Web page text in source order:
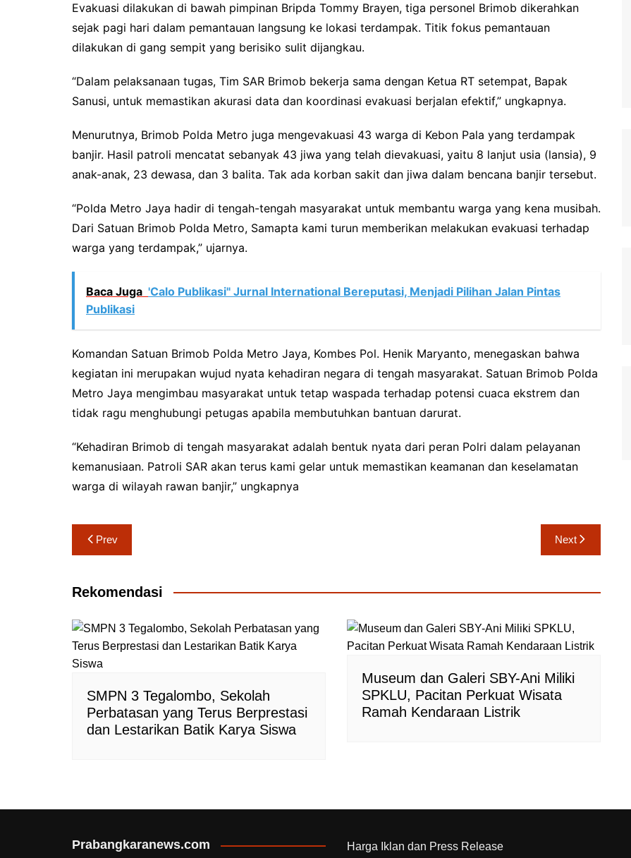
Evakuasi dilakukan di bawah pimpinan Bripda Tommy Brayen, tiga personel Brimob dikerahkan
sejak pagi hari dalam pemantauan langsung ke lokasi terdampak. Titik fokus pemantauan
dilakukan di gang sempit yang berisiko sulit dijangkau.
“Dalam pelaksanaan tugas, Tim SAR Brimob bekerja sama dengan Ketua RT setempat, Bapak
Sanusi, untuk memastikan akurasi data dan koordinasi evakuasi berjalan efektif,” ungkapnya.
Menurutnya, Brimob Polda Metro juga mengevakuasi 43 warga di Kebon Pala yang terdampak
banjir. Hasil patroli mencatat sebanyak 43 jiwa yang telah dievakuasi, yaitu 8 lanjut usia (lansia), 9
anak-anak, 23 dewasa, dan 3 balita. Tak ada korban sakit dan jiwa dalam bencana banjir tersebut.
“Polda Metro Jaya hadir di tengah-tengah masyarakat untuk membantu warga yang kena musibah.
Dari Satuan Brimob Polda Metro, Samapta kami turun memberikan melakukan evakuasi terhadap
warga yang terdampak,” ujarnya.
Baca Juga 'Calo Publikasi" Jurnal International Bereputasi, Menjadi Pilihan Jalan Pintas
Publikasi
Komandan Satuan Brimob Polda Metro Jaya, Kombes Pol. Henik Maryanto, menegaskan bahwa
kegiatan ini merupakan wujud nyata kehadiran negara di tengah masyarakat. Satuan Brimob Polda
Metro Jaya mengimbau masyarakat untuk tetap waspada terhadap potensi cuaca ekstrem dan
tidak ragu menghubungi petugas apabila membutuhkan bantuan darurat.
“Kehadiran Brimob di tengah masyarakat adalah bentuk nyata dari peran Polri dalam pelayanan
kemanusiaan. Patroli SAR akan terus kami gelar untuk memastikan keamanan dan keselamatan
warga di wilayah rawan banjir,” ungkapnya
Navigasi
pos
Prev Next
Rekomendasi
SMPN 3 Tegalombo, Sekolah
Perbatasan yang Terus Berprestasi
dan Lestarikan Batik Karya Siswa
Museum dan Galeri SBY-Ani Miliki
SPKLU, Pacitan Perkuat Wisata
Ramah Kendaraan Listrik
Prabangkaranews.com Harga Iklan dan Press Release